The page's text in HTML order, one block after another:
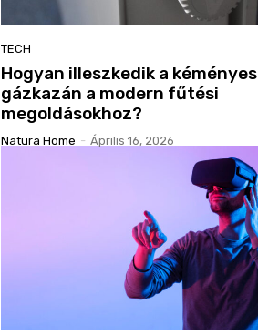
TECH
Hogyan illeszkedik a kéményes
gázkazán a modern fűtési
megoldásokhoz?
Natura Home - Április 16, 2026